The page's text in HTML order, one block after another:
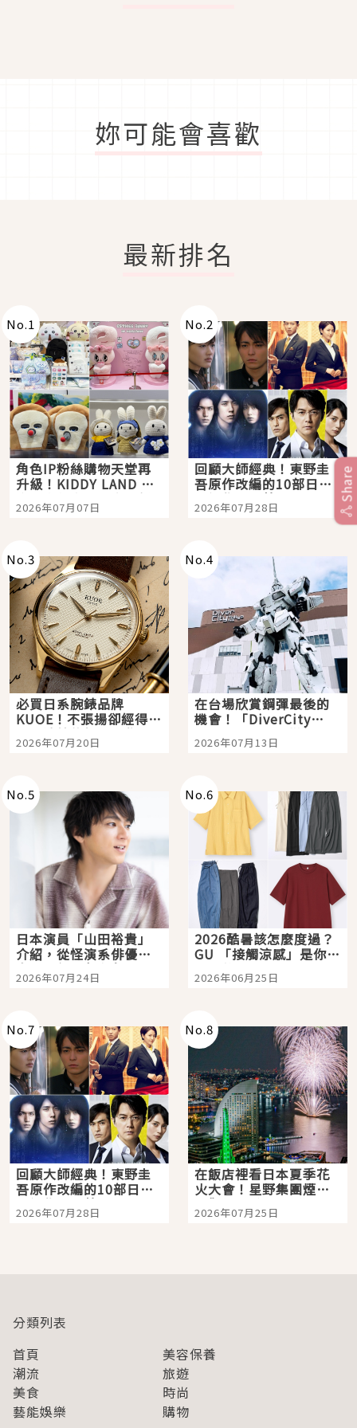
妳可能會喜歡
最新排名
No.1
角色IP粉絲購物天堂再
升級！KIDDY LAND 原
宿店吉伊卡哇迎客，新
開幕 OMOKADO 店3分
2026年07月07日
No.2
回顧大師經典！東野圭
吾原作改編的10部日本
影視作品推薦
2026年07月28日
No.3
必買日系腕錶品牌
KUOE！不張揚卻經得起
時間洗鍊的經典之作五
選
2026年07月20日
No.4
在台場欣賞鋼彈最後的
機會！「DiverCity
Tokyo Plaza」搭船、
購物、美食及夜景，一
2026年07月13日
No.5
日本演員「山田裕貴」
介紹，從怪演系俳優走
向國民級日劇主角
2026年07月24日
No.6
2026酷暑該怎麼度過？
GU 「接觸涼感」是你的
夏日救星
2026年06月25日
No.7
回顧大師經典！東野圭
吾原作改編的10部日本
影視作品推薦
2026年07月28日
No.8
在飯店裡看日本夏季花
火大會！星野集團煙火
景觀飯店6選，讓你不用
人擠人悠閒欣賞
2026年07月25日
Share
分類列表
首頁
美容保養
潮流
旅遊
美食
時尚
藝能娛樂
購物